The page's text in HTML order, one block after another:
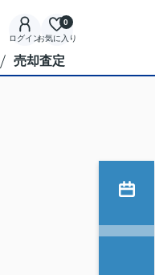
ログインお気に入り
0
売却査定